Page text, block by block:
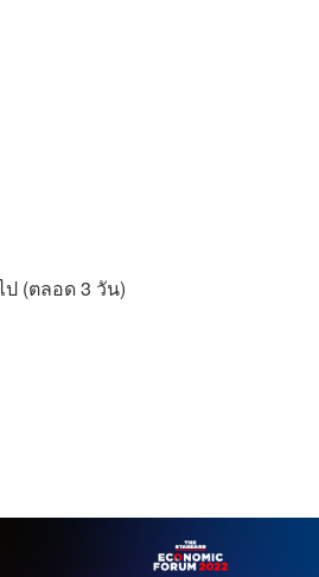
(ตลอด 3 วัน)